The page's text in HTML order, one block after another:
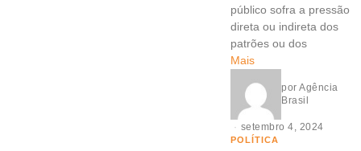
público sofra a pressão
direta ou indireta dos
patrões ou dos
Mais
porAgência
Brasil
setembro 4, 2024
POLÍTICA